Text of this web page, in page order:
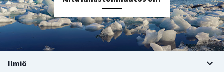
Ilmiö